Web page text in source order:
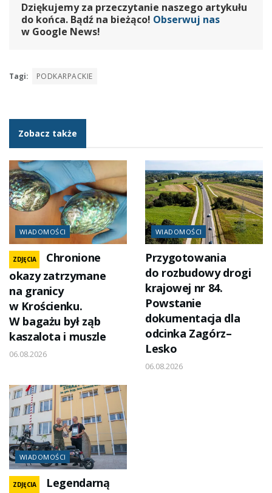
Dziękujemy za przeczytanie naszego artykułu
do końca. Bądź na bieżąco! Obserwuj nas
w Google News!
Tagi: PODKARPACKIE
Zobacz także
WIADOMOŚCI
ZDJĘCIA
Chronione
okazy zatrzymane
na granicy
w Krościenku.
W bagażu był ząb
kaszalota i muszle
06.08.2026
WIADOMOŚCI
Przygotowania
do rozbudowy drogi
krajowej nr 84.
Powstanie
dokumentacja dla
odcinka Zagórz–
Lesko
06.08.2026
WIADOMOŚCI
ZDJĘCIA
Legendarną